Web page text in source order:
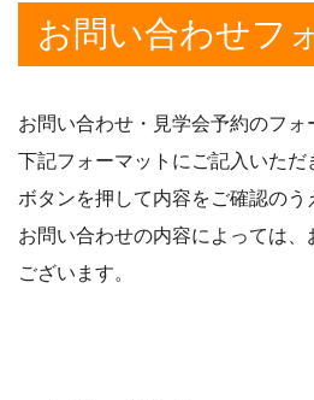
お問い合わせフ
お問い合わせ・見学会予約のフォ
下記フォーマットにご記入いただ
ボタンを押して内容をご確認のう
お問い合わせの内容によっては
ございます。